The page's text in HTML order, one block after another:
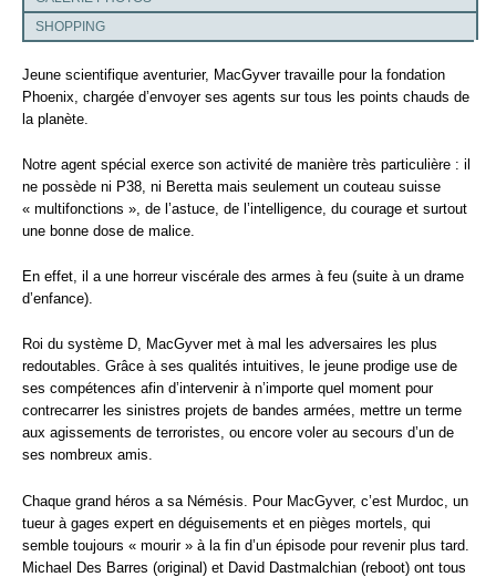
SHOPPING
Jeune scientifique aventurier, MacGyver travaille pour la fondation
Phoenix, chargée d’envoyer ses agents sur tous les points chauds de
la planète.
Notre agent spécial exerce son activité de manière très particulière : il
ne possède ni P38, ni Beretta mais seulement un couteau suisse
« multifonctions », de l’astuce, de l’intelligence, du courage et surtout
une bonne dose de malice.
En effet, il a une horreur viscérale des armes à feu (suite à un drame
d’enfance).
Roi du système D, MacGyver met à mal les adversaires les plus
redoutables. Grâce à ses qualités intuitives, le jeune prodige use de
ses compétences afin d’intervenir à n’importe quel moment pour
contrecarrer les sinistres projets de bandes armées, mettre un terme
aux agissements de terroristes, ou encore voler au secours d’un de
ses nombreux amis.
Chaque grand héros a sa Némésis. Pour MacGyver, c’est Murdoc, un
tueur à gages expert en déguisements et en pièges mortels, qui
semble toujours « mourir » à la fin d’un épisode pour revenir plus tard.
Michael Des Barres (original) et David Dastmalchian (reboot) ont tous